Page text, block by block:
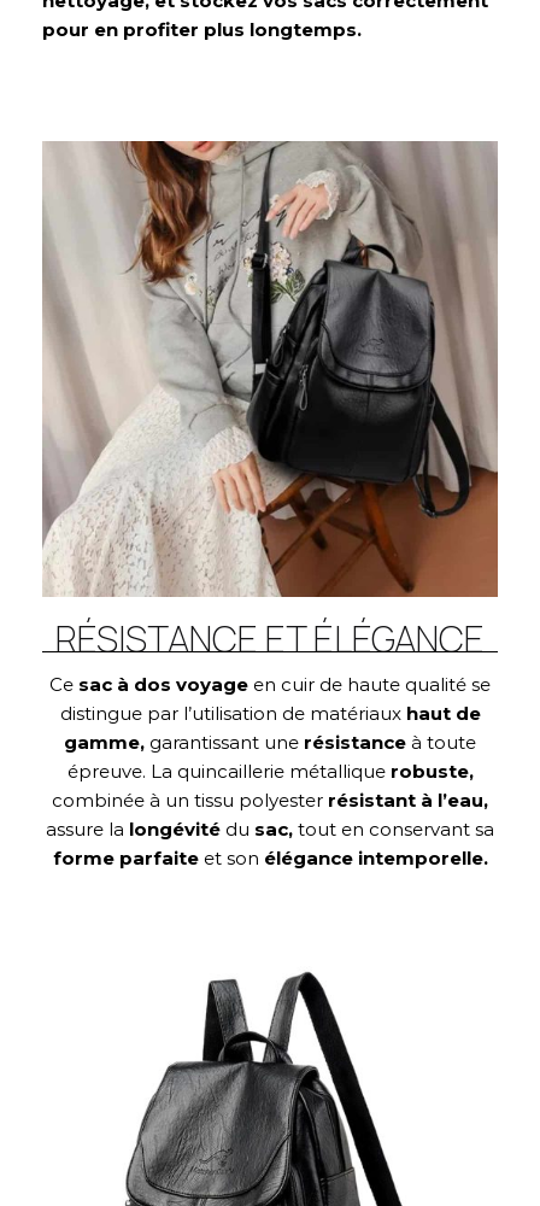
pour en profiter plus longtemps.
RÉSISTANCE ET ÉLÉGANCE
Ce sac à dos voyage en cuir de haute qualité se
distingue par l’utilisation de matériaux haut de
gamme, garantissant une résistance à toute
épreuve. La quincaillerie métallique robuste,
combinée à un tissu polyester résistant à l’eau,
assure la longévité du sac, tout en conservant sa
forme parfaiteet son élégance intemporelle.